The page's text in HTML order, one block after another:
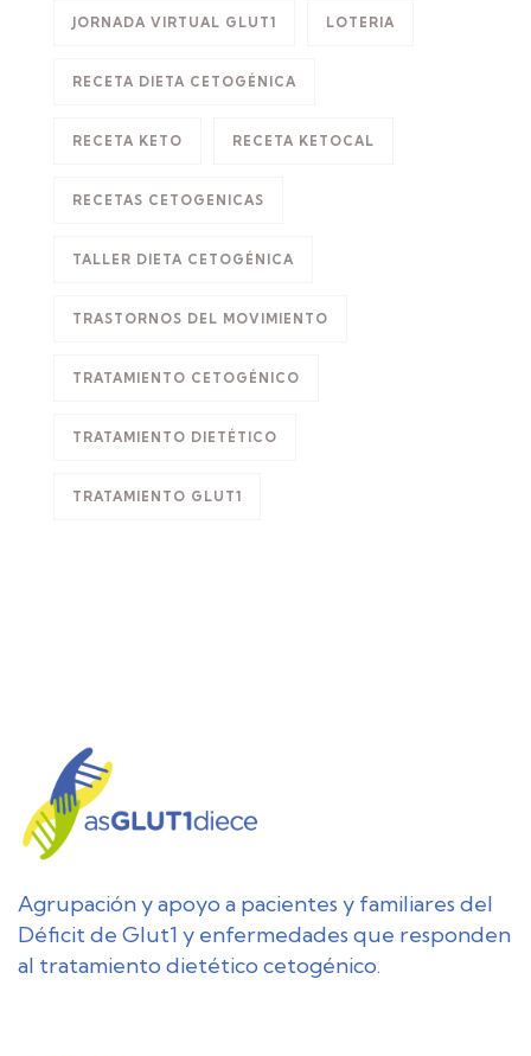
JORNADA VIRTUAL GLUT1 LOTERIA
RECETA DIETA CETOGÉNICA
RECETA KETO RECETA KETOCAL
RECETAS CETOGENICAS
TALLER DIETA CETOGÉNICA
TRASTORNOS DEL MOVIMIENTO
TRATAMIENTO CETOGÉNICO
TRATAMIENTO DIETÉTICO
TRATAMIENTO GLUT1
Agrupación y apoyo a pacientes y familiares del
Déficit de Glut1 y enfermedades que responden
al tratamiento dietético cetogénico.